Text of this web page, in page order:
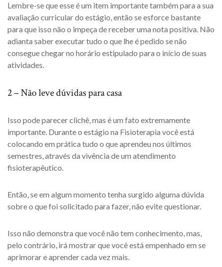
Lembre-se que esse é um item importante também para a sua
avaliação curricular do estágio, então se esforce bastante
para que isso não o impeça de receber uma nota positiva. Não
adianta saber executar tudo o que lhe é pedido se não
consegue chegar no horário estipulado para o início de suas
atividades.
2 – Não leve dúvidas para casa
Isso pode parecer clichê, mas é um fato extremamente
importante. Durante o estágio na Fisioterapia você está
colocando em prática tudo o que aprendeu nos últimos
semestres, através da vivência de um atendimento
fisioterapêutico.
Então, se em algum momento tenha surgido alguma dúvida
sobre o que foi solicitado para fazer, não evite questionar.
Isso não demonstra que você não tem conhecimento, mas,
pelo contrário, irá mostrar que você está empenhado em se
aprimorar e aprender cada vez mais.